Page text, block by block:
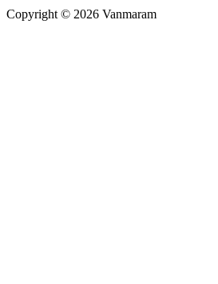
Copyright © 2026 Vanmaram